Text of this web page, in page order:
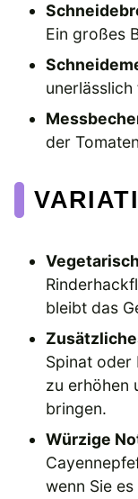
Ein großes
der
bleibt das
Spinat oder
zu erhöhen
bringen.
Würzige
wenn Sie